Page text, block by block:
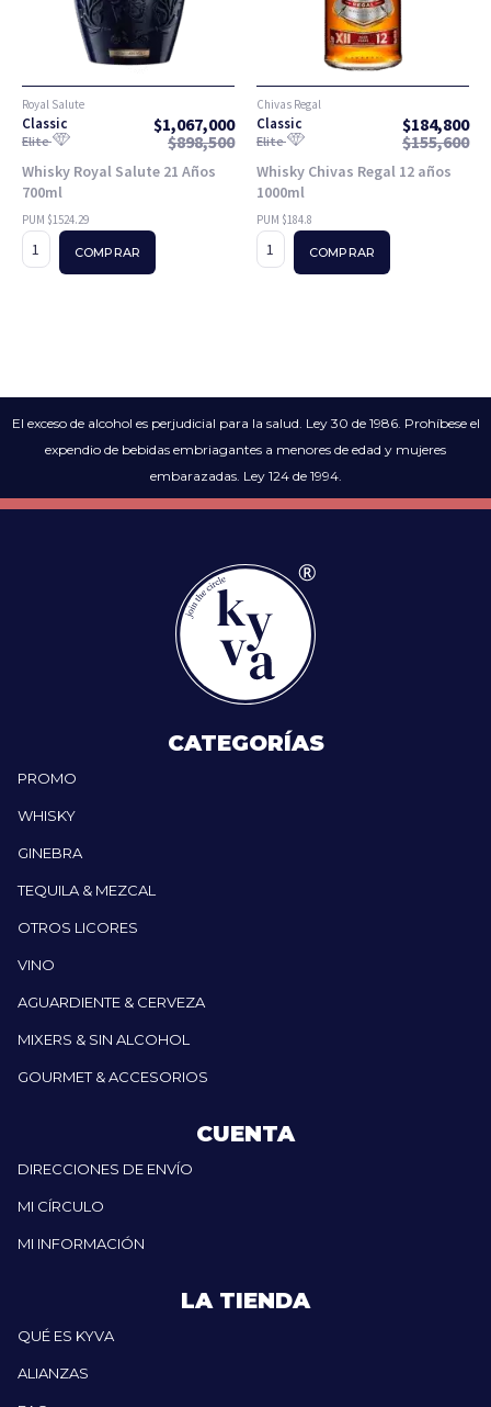
Royal Salute
Classic $1,067,000
Elite $898,500
Whisky Royal Salute 21 Años
700ml
PUM $1524.29
COMPRAR
Chivas Regal
Classic $184,800
Elite $155,600
Whisky Chivas Regal 12 años
1000ml
PUM $184.8
COMPRAR
El exceso de alcohol es perjudicial para la salud. Ley 30 de 1986. Prohíbese el
expendio de bebidas embriagantes a menores de edad y mujeres
embarazadas. Ley 124 de 1994.
CATEGORÍAS
PROMO
WHISKY
GINEBRA
TEQUILA & MEZCAL
OTROS LICORES
VINO
AGUARDIENTE & CERVEZA
MIXERS & SIN ALCOHOL
GOURMET & ACCESORIOS
CUENTA
DIRECCIONES DE ENVÍO
MI CÍRCULO
MI INFORMACIÓN
LA TIENDA
QUÉ ES KYVA
ALIANZAS